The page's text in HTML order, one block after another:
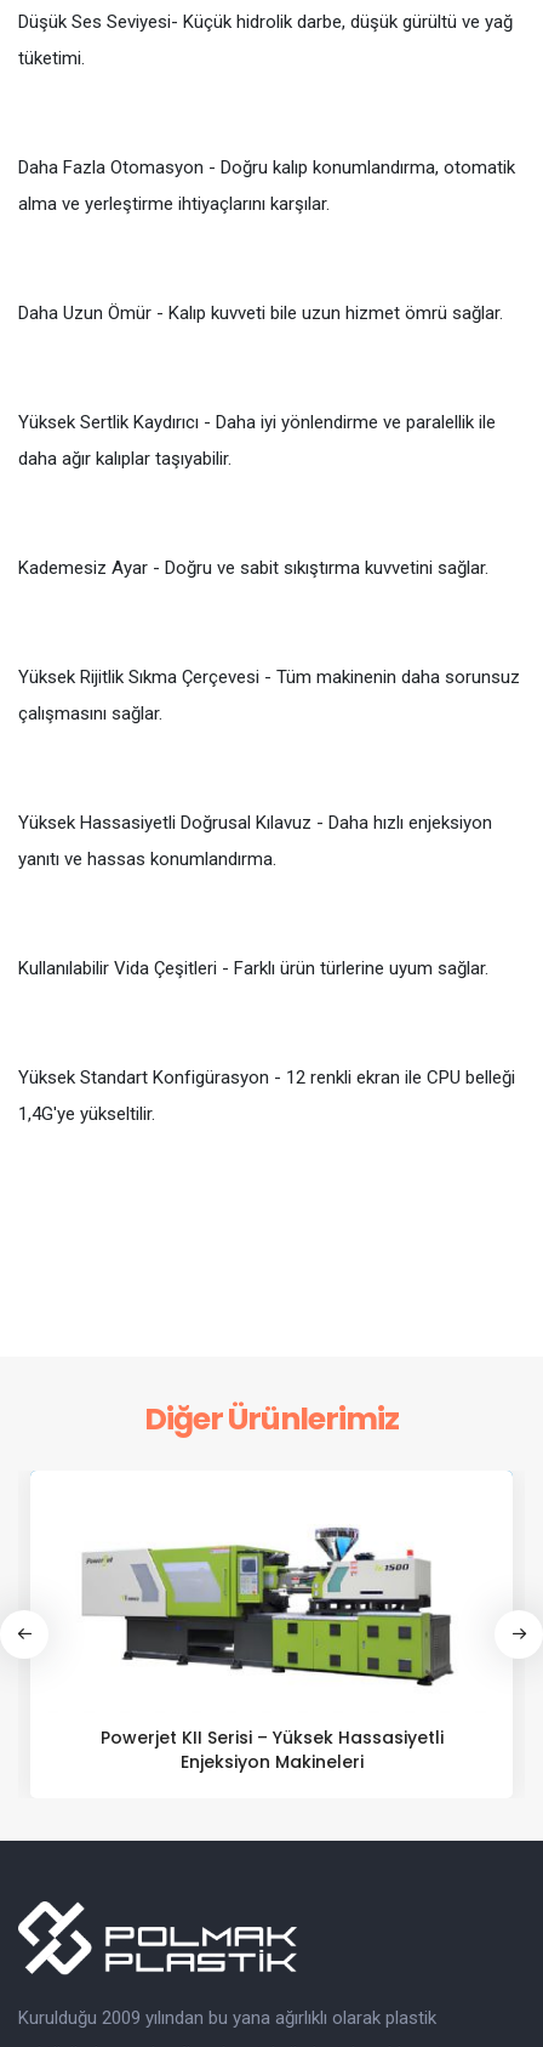
Düşük Ses Seviyesi- Küçük hidrolik darbe, düşük gürültü ve yağ
tüketimi.
Daha Fazla Otomasyon - Doğru kalıp konumlandırma, otomatik
alma ve yerleştirme ihtiyaçlarını karşılar.
Daha Uzun Ömür - Kalıp kuvveti bile uzun hizmet ömrü sağlar.
Yüksek Sertlik Kaydırıcı - Daha iyi yönlendirme ve paralellik ile
daha ağır kalıplar taşıyabilir.
Kademesiz Ayar - Doğru ve sabit sıkıştırma kuvvetini sağlar.
Yüksek Rijitlik Sıkma Çerçevesi - Tüm makinenin daha sorunsuz
çalışmasını sağlar.
Yüksek Hassasiyetli Doğrusal Kılavuz - Daha hızlı enjeksiyon
yanıtı ve hassas konumlandırma.
Kullanılabilir Vida Çeşitleri - Farklı ürün türlerine uyum sağlar.
Yüksek Standart Konfigürasyon - 12 renkli ekran ile CPU belleği
1,4G'ye yükseltilir.
Diğer Ürünlerimiz
Powerjet KII Serisi – Yüksek Hassasiyetli
Enjeksiyon Makineleri
Kurulduğu 2009 yılından bu yana ağırlıklı olarak plastik